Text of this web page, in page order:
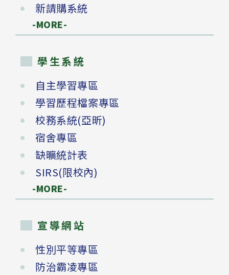
新請購系統
-MORE-
學生系統
自主學習專區
學習歷程檔案專區
校務系統(亞昕)
宿舍專區
缺曠統計表
SIRS(限校內)
-MORE-
宣導網站
性別平等專區
防治霸凌專區